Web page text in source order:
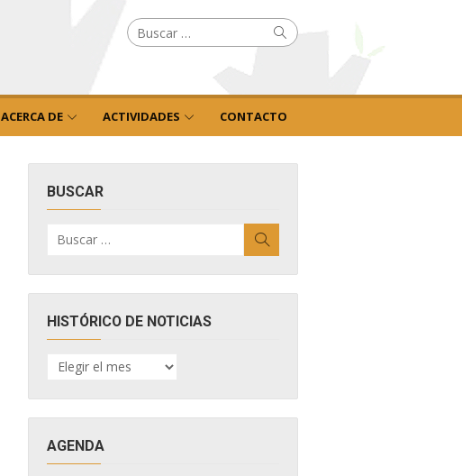
Buscar
por: Buscar
ACERCA DE ACTIVIDADES CONTACTO
BUSCAR
por:
HISTÓRICO DE NOTICIAS
HISTÓRICO
DE
AGENDA